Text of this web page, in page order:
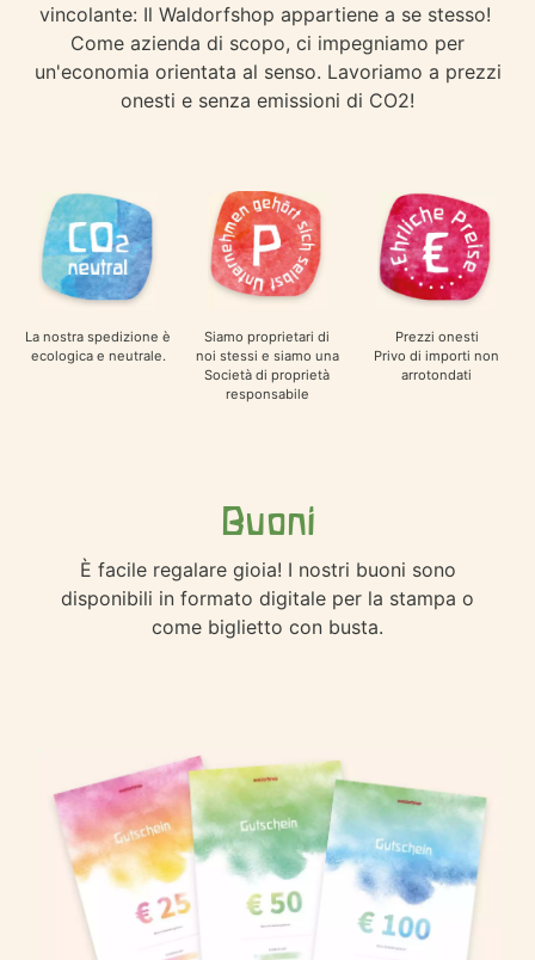
vincolante: Il Waldorfshop appartiene a se stesso!
Come azienda di scopo, ci impegniamo per
un'economia orientata al senso. Lavoriamo a prezzi
onesti e senza emissioni di CO2!
La nostra spedizione è
ecologica e neutrale.
Siamo proprietari di
noi stessi e siamo una
Società di proprietà
responsabile
Prezzi onesti
Privo di importi non
arrotondati
Buoni
È facile regalare gioia! I nostri buoni sono
disponibili in formato digitale per la stampa o
come biglietto con busta.